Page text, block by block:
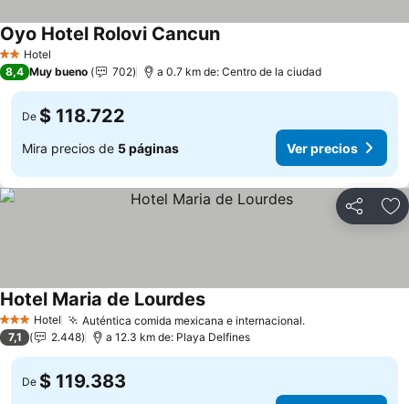
2 Estrellas
Hotel
Oyo Hotel Rolovi CancunVer precios
8,4 Muy bueno 702 a 0.7 km de: Centro de la ciudad
De $ 118.722
Mira precios de 5 páginas Ver precios
Compartir
3 Estrellas
Hotel Auténtica comida mexicana e internacional.Ver precios
Hotel Maria de LourdesVer precios
7,1 2.448 a 12.3 km de: Playa Delfines
De $ 119.383